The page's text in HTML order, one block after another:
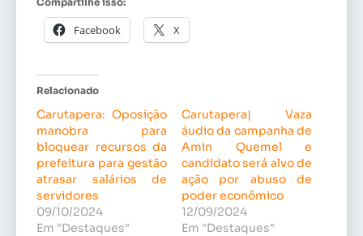
Facebook X
Relacionado
Carutapera: Oposição
manobra para
bloquear recursos da
prefeitura para gestão
atrasar salários de
servidores
09/10/2024
Em "Destaques"
Carutapera| Vaza
áudio da campanha de
Amin Quemel e
candidato será alvo de
ação por abuso de
poder econômico
12/09/2024
Em "Destaques"